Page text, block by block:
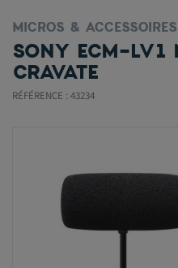
MICROS & ACCESSOIRES
SONY ECM-LV1
CRAVATE
RÉFÉRENCE : 43234